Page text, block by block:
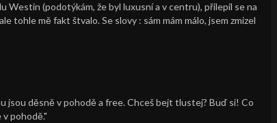
Westin (podotýkám, že byl luxusní a v centru), přilepil se na
tohle mě fakt štvalo. Se slovy : sám mám málo, jsem zmizel
jsou děsně v pohodě a free. Chceš bejt tlustej? Buď si! Co
pohodě."